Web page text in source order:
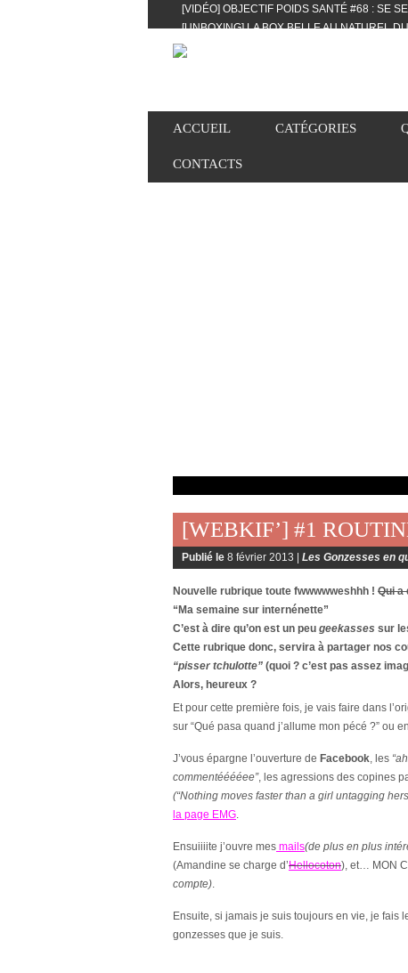
[VIDÉO] OBJECTIF POIDS SANTÉ #68 : SE
[UNBOXING] LA BOX BELLE AU NATUREL
[VIDÉO] UNBOXING : LES MY LITTLE &
[VIDÉO] UNBOXING : LES MY LITTLE &
[VIDÉO] OBJECTIF POIDS SANTÉ #67 :
ACCUEIL CATÉGORIES
CONTACTS
[WEBKIF’] #1
Publié le 8 février 2013 | Les Gonzesses en
Nouvelle rubrique toute fwwwwweshhh ! Qui a
“Ma semaine sur internénette”
C’est à dire qu’on est un peu geekasses sur
Cette rubrique donc, servira à partager nos
“pisser tchulotte” (quoi ? c’est pas assez
Alors, heureux ?
Et pour cette première fois, je vais faire dans
sur “Qué pasa quand j’allume mon pécé ?” ou
J’vous épargne l’ouverture de Facebook, les
commentééééee”, les agressions des copines
(“Nothing moves faster than a girl untagging
la page EMG.
Ensuiiiite j’ouvre mes mails(de plus en plus
(Amandine se charge d’Hellocoton), et… MON
compte).
Ensuite, si jamais je suis toujours en vie, je fais
gonzesses que je suis.